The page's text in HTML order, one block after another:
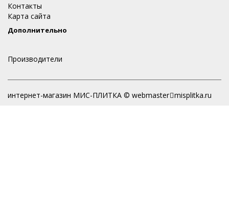
Контакты
Карта сайта
Дополнительно
Производители
интернет-магазин МИС-ПЛИТКА © webmaster misplitka.ru